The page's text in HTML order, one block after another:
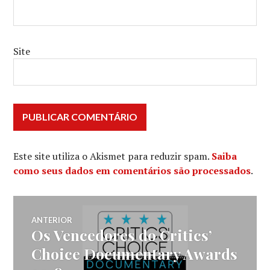
Site
Este site utiliza o Akismet para reduzir spam. Saiba
como seus dados em comentários são processados.
Navegação
de
ANTERIOR
Post
anterior:
Os Vencedores do Critics’
Choice Documentary Awards